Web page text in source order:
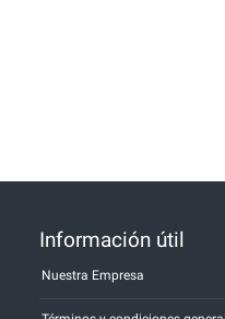
Información útil
Nuestra Empresa